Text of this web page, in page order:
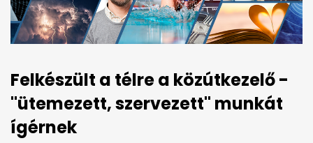
Felkészült a télre a közútkezelő -
"ütemezett, szervezett" munkát
ígérnek